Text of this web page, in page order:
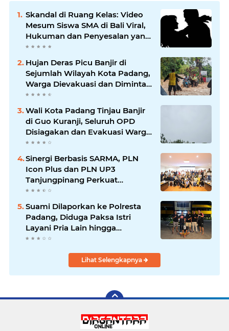
Skandal di Ruang Kelas: Video
Mesum Siswa SMA di Bali Viral,
Hukuman dan Penyesalan yang
Mengikuti
Hujan Deras Picu Banjir di
Sejumlah Wilayah Kota Padang,
Warga Dievakuasi dan Diminta
Waspada Banjir Susulan
Wali Kota Padang Tinjau Banjir
di Guo Kuranji, Seluruh OPD
Disiagakan dan Evakuasi Warga
Dipercepat
Sinergi Berbasis SARMA, PLN
Icon Plus dan PLN UP3
Tanjungpinang Perkuat
Kolaborasi Strategis
Suami Dilaporkan ke Polresta
Padang, Diduga Paksa Istri
Layani Pria Lain hingga
Berulang Kali
Lihat Selengkapnya